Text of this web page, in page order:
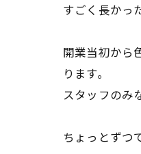
すごく長かっ
開業当初から
ります。
スタッフのみ
ちょっとずつ